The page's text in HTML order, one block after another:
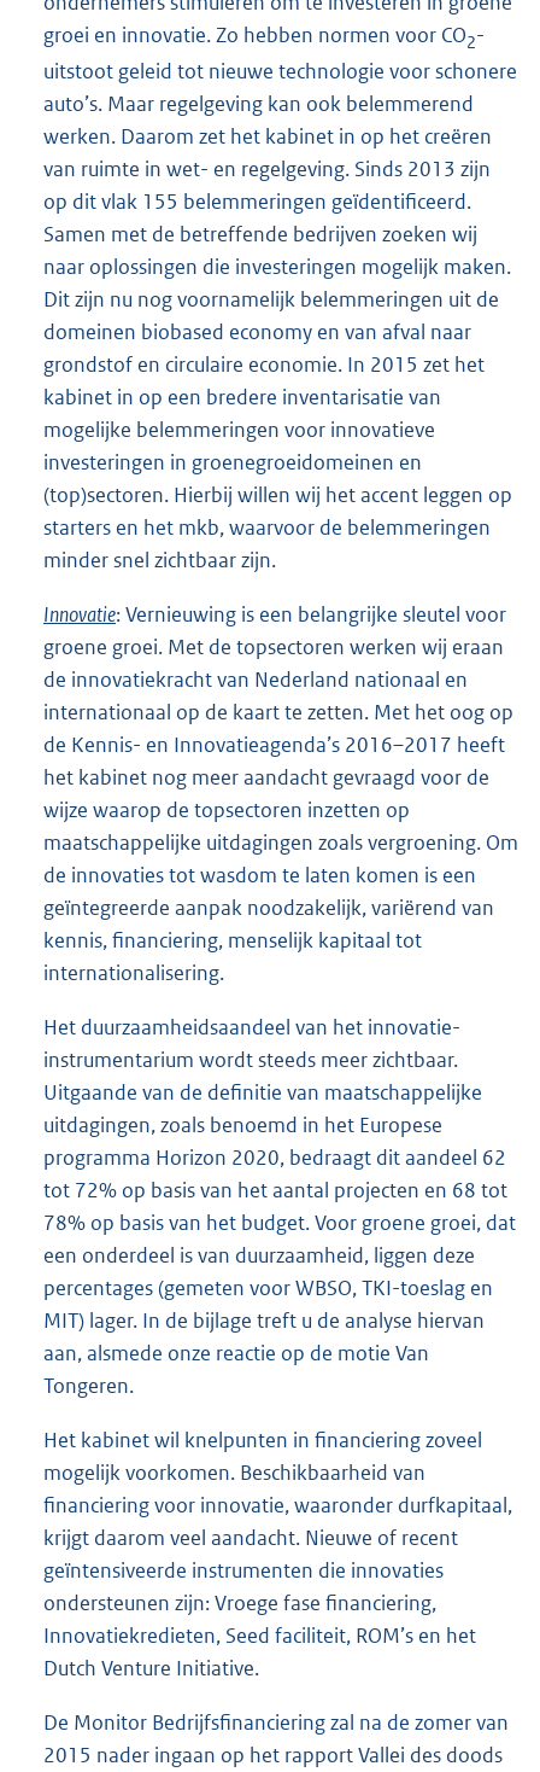
groei en innovatie. Zo hebben normen voor CO2-
uitstoot geleid tot nieuwe technologie voor schonere
auto’s. Maar regelgeving kan ook belemmerend
werken. Daarom zet het kabinet in op het creëren
van ruimte in wet- en regelgeving. Sinds 2013 zijn
op dit vlak 155 belemmeringen geïdentificeerd.
Samen met de betreffende bedrijven zoeken wij
naar oplossingen die investeringen mogelijk maken.
Dit zijn nu nog voornamelijk belemmeringen uit de
domeinen biobased economy en van afval naar
grondstof en circulaire economie. In 2015 zet het
kabinet in op een bredere inventarisatie van
mogelijke belemmeringen voor innovatieve
investeringen in groenegroeidomeinen en
(top)sectoren. Hierbij willen wij het accent leggen op
starters en het mkb, waarvoor de belemmeringen
minder snel zichtbaar zijn.
Innovatie: Vernieuwing is een belangrijke sleutel voor
groene groei. Met de topsectoren werken wij eraan
de innovatiekracht van Nederland nationaal en
internationaal op de kaart te zetten. Met het oog op
de Kennis- en Innovatieagenda’s 2016–2017 heeft
het kabinet nog meer aandacht gevraagd voor de
wijze waarop de topsectoren inzetten op
maatschappelijke uitdagingen zoals vergroening. Om
de innovaties tot wasdom te laten komen is een
geïntegreerde aanpak noodzakelijk, variërend van
kennis, financiering, menselijk kapitaal tot
internationalisering.
Het duurzaamheidsaandeel van het innovatie-
instrumentarium wordt steeds meer zichtbaar.
Uitgaande van de definitie van maatschappelijke
uitdagingen, zoals benoemd in het Europese
programma Horizon 2020, bedraagt dit aandeel 62
tot 72% op basis van het aantal projecten en 68 tot
78% op basis van het budget. Voor groene groei, dat
een onderdeel is van duurzaamheid, liggen deze
percentages (gemeten voor WBSO, TKI-toeslag en
MIT) lager. In de bijlage treft u de analyse hiervan
aan, alsmede onze reactie op de motie Van
Tongeren.
Het kabinet wil knelpunten in financiering zoveel
mogelijk voorkomen. Beschikbaarheid van
financiering voor innovatie, waaronder durfkapitaal,
krijgt daarom veel aandacht. Nieuwe of recent
geïntensiveerde instrumenten die innovaties
ondersteunen zijn: Vroege fase financiering,
Innovatiekredieten, Seed faciliteit, ROM’s en het
Dutch Venture Initiative.
De Monitor Bedrijfsfinanciering zal na de zomer van
2015 nader ingaan op het rapport Vallei des doods